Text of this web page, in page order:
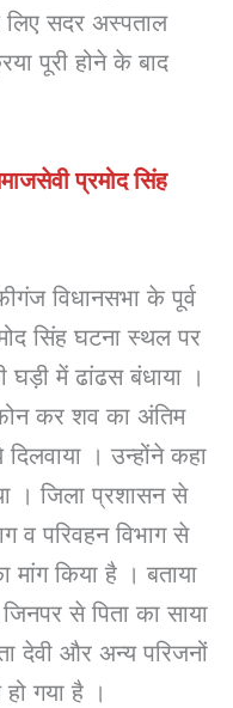
सदर अस्पताल
पूरी होने के बाद
प्रमोद सिंह
विधानसभा के पूर्व
सिंह घटना स्थल पर
में ढांढस बंधाया ।
कर शव का अंतिम
। उन्होंने कहा
। जिला प्रशासन से
व परिवहन विभाग से
किया है । बताया
से पिता का साया
देवी और अन्य परिजनों
हो गया है ।